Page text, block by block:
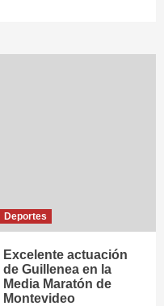
Deportes
Excelente actuación
de Guillenea en la
Media Maratón de
Montevideo